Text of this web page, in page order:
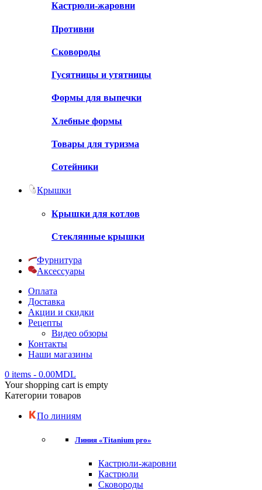
Кастрюли-жаровни
Противни
Сковороды
Гусятницы и утятницы
Формы для выпечки
Хлебные формы
Товары для туризма
Сотейники
Крышки
Крышки для котлов
Стеклянные крышки
Фурнитура
Аксессуары
Оплата
Доставка
Акции и скидки
Рецепты
Видео обзоры
Контакты
Наши магазины
0 items - 0.00MDL
Your shopping cart is empty
Категории товаров
По линиям
Линия «Titanium pro»
Кастрюли-жаровни
Кастрюли
Сковороды